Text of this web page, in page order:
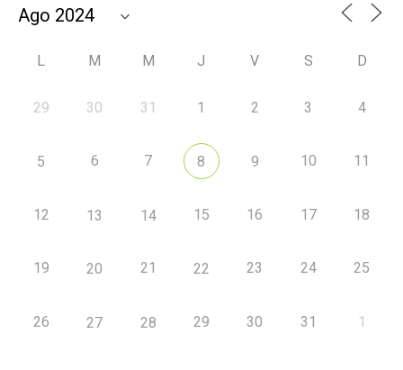
L M M J V S D
29 30 31 1 2 3 4
5 6 7 8 9 10 11
12 13 14 15 16 17 18
19 20 21 22 23 24 25
26 27 28 29 30 31 1